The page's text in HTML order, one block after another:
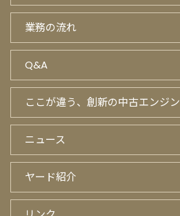
業務の流れ
Q&A
ここが違う、創新の中古エンジン
ニュース
ヤード紹介